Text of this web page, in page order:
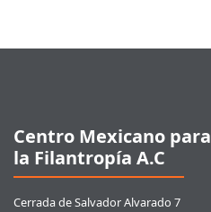
Centro Mexicano para
la Filantropía A.C
Cerrada de Salvador Alvarado 7